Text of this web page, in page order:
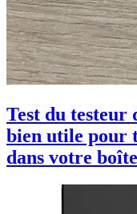
Test du testeur
bien utile pour
dans votre